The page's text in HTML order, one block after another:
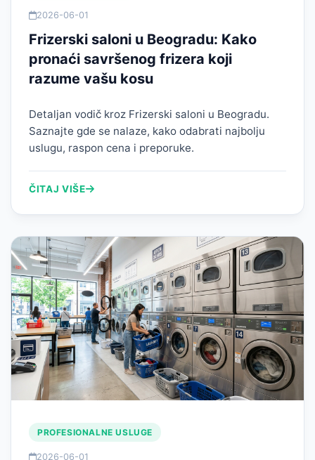
2026-06-01
Frizerski saloni u Beogradu: Kako
pronaći savršenog frizera koji
razume vašu kosu
Detaljan vodič kroz Frizerski saloni u Beogradu.
Saznajte gde se nalaze, kako odabrati najbolju
uslugu, raspon cena i preporuke.
ČITAJ VIŠE
PROFESIONALNE USLUGE
2026-06-01